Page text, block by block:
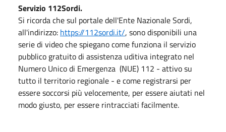
Servizio 112Sordi.
Si ricorda che sul portale dell'Ente Nazionale Sordi,
all'indirizzo: https://112sordi.it/, sono disponibili una
serie di video che spiegano come funziona il servizio
pubblico gratuito di assistenza uditiva integrato nel
Numero Unico di Emergenza (NUE) 112 - attivo su
tutto il territorio regionale - e come registrarsi per
essere soccorsi più velocemente, per essere aiutati nel
modo giusto, per essere rintracciati facilmente.